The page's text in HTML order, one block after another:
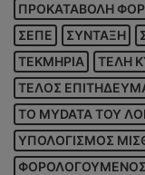
ΠΡΟΚΑΤΑΒΟΛΗ
ΣΕΠΕ
ΣΥΝΤΑΞΗ
ΤΕΚΜΗΡΙΑ
ΤΕΛΗ
ΤΕΛΟΣ
ΤΟ MYDATA ΤΟΥ
ΥΠΟΛΟΓΙΣΜΟΣ
ΦΟΡΟΛΟΓΟΥΜΕΝΟΣ